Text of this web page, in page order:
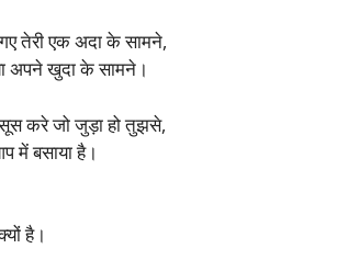
तेरी एक अदा के सामने,
अपने खुदा के सामने।
करे जो जुड़ा हो तुझसे,
में बसाया है।
है।